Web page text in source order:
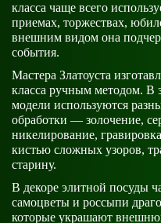
класса чаще всего
приемах, торжествах,
внешним видом она
события.
Мастера Златоуста
класса ручным методом. В
модели используются
обработки — золочение,
никелирование,
кистью сложных узоров,
старину.
В декоре элитной посуды
самоцветы и россыпи
которые украшают